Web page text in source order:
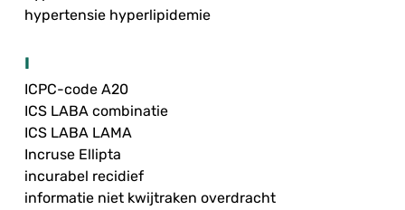
hypertensie hyperlipidemie
I
ICPC-code A20
ICS LABA combinatie
ICS LABA LAMA
Incruse Ellipta
incurabel recidief
informatie niet kwijtraken overdracht